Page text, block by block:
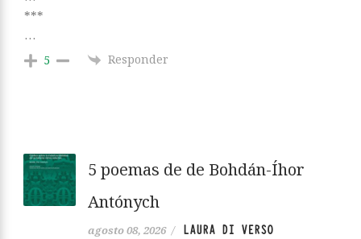
***
…
5 Responder
5 poemas de de Bohdán-Íhor
Antónych
agosto 08, 2026 / LAURA DI VERSO